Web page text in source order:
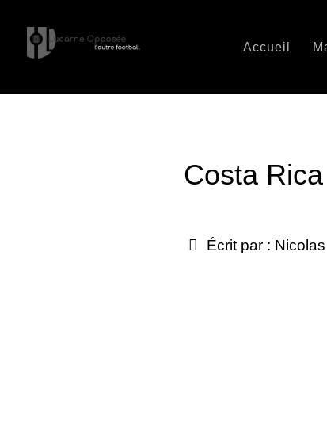
Accueil
Costa
Écrit par :